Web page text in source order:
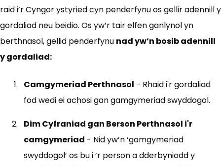
raid i’r Cyngor ystyried cyn penderfynu os gellir adennill y
gordaliad neu beidio. Os yw’r tair elfen ganlynol yn
berthnasol, gellid penderfynu nad yw’n bosib adennill
y gordaliad:
Camgymeriad Perthnasol - Rhaid i'r gordaliad
fod wedi ei achosi gan gamgymeriad swyddogol.
Dim Cyfraniad gan Berson Perthnasol i'r
camgymeriad - Nid yw’n ‘gamgymeriad
swyddogol’ os bu i ‘r person a dderbyniodd y